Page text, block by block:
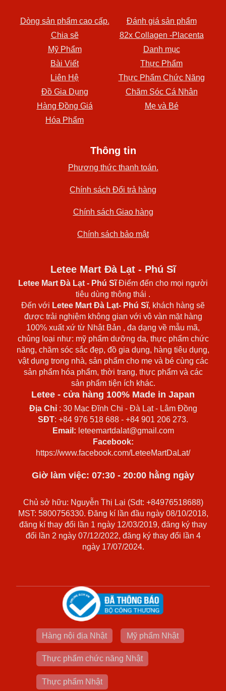
Dòng sản phẩm cao cấp.
Đánh giá sản phẩm
Chia sẽ
82x Collagen -Placenta
Mỹ Phẩm
Danh mục
Bài Viết
Thực Phẩm
Liên Hệ
Thực Phẩm Chức Năng
Đồ Gia Dụng
Chăm Sóc Cá Nhân
Hàng Đồng Giá
Mẹ và Bé
Hóa Phẩm
Thông tin
Phương thức thanh toán.
Chính sách Đổi trả hàng
Chính sách Giao hàng
Chính sách bảo mật
Letee Mart Đà Lạt - Phú Sĩ
Letee Mart Đà Lạt - Phú SĩĐiểm đến cho mọi người
tiêu dùng thông thái .
Đến với Letee Mart Đà Lạt- Phú Sĩ, khách hàng sẽ
được trải nghiệm không gian với vô vàn mặt hàng
100% xuất xứ từ Nhật Bản , đa dạng về mẫu mã,
chủng loại như: mỹ phẩm dưỡng da, thực phẩm chức
năng, chăm sóc sắc đẹp, đồ gia dụng, hàng tiêu dụng,
vật dụng trong nhà, sản phẩm cho mẹ và bé cùng các
sản phẩm hóa phẩm, thời trang, thực phẩm và các
sản phẩm tiện ích khác.
Letee - cửa hàng 100% Made in Japan
Địa Chỉ: 30 Mạc Đĩnh Chi - Đà Lạt - Lâm Đồng
SĐT: +84 976 518 688 - +84 901 206 273.
Email: leteemartdalat@gmail.com
Facebook:
https://www.facebook.com/LeteeMartDaLat/
Giờ làm việc: 07:30 - 20:00 hằng ngày
Chủ sở hữu: Nguyễn Thị Lại (Sdt: +84976518688)
MST: 5800756330. Đăng kí lần đầu ngày 08/10/2018,
đăng kí thay đổi lần 1 ngày 12/03/2019, đăng ký thay
đổi lần 2 ngày 07/12/2022, đăng ký thay đổi lần 4
ngày 17/07/2024.
Hàng nội địa Nhật Mỹ phẩm Nhật
Thực phẩm chức năng Nhật
Thực phẩm Nhật